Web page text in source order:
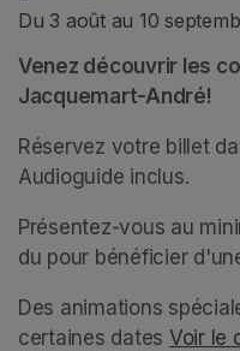
Du 3 août au 10
Venez découvrir les
Jacquemart-André!
Réservez votre billet
Audioguide inclus.
Présentez-vous au
du pour bénéficier
Des animations
certaines dates Voir le